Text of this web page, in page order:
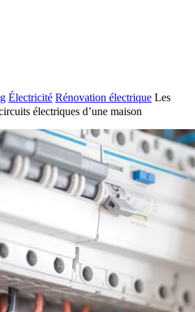
Électricité Rénovation électrique Les
électriques d’une maison